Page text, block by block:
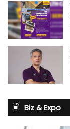
Biz & Expo